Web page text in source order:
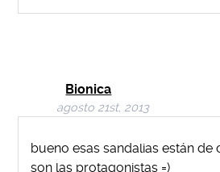
Bionica
agosto 21st, 2013
bueno esas sandalias están de
son las protagonistas =)